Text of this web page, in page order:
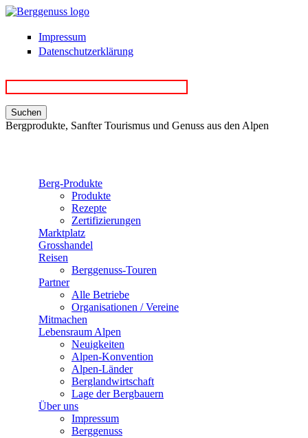
Direkt zum Inhalt
Impressum
Datenschutzerklärung
Bergprodukte, Sanfter Tourismus und Genuss aus den Alpen
Berg-Produkte
Produkte
Rezepte
Zertifizierungen
Marktplatz
Grosshandel
Reisen
Berggenuss-Touren
Partner
Alle Betriebe
Organisationen / Vereine
Mitmachen
Lebensraum Alpen
Neuigkeiten
Alpen-Konvention
Alpen-Länder
Berglandwirtschaft
Lage der Bergbauern
Über uns
Impressum
Berggenuss